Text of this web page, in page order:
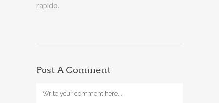
rapido.
Post A Comment